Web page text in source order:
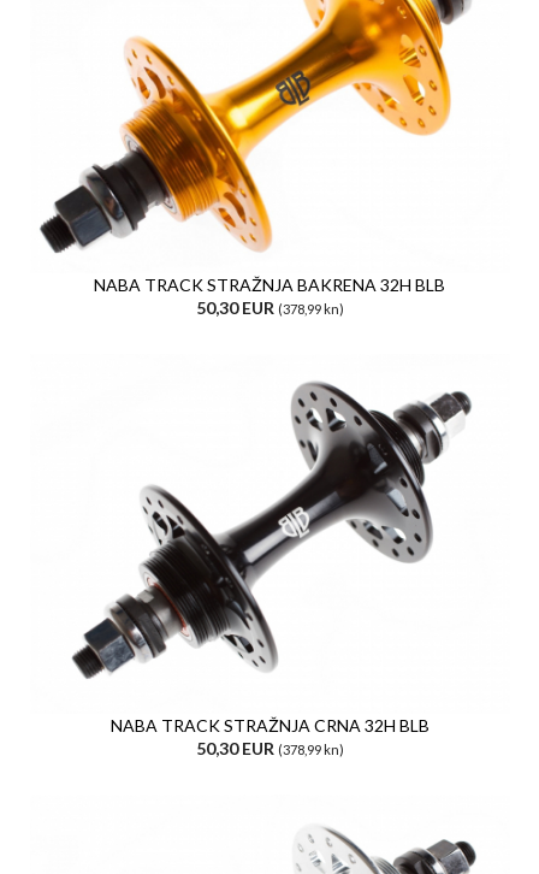
NABA TRACK STRAŽNJA BAKRENA 32H BLB
50,30 EUR (378,99 kn)
NABA TRACK STRAŽNJA CRNA 32H BLB
50,30 EUR (378,99 kn)